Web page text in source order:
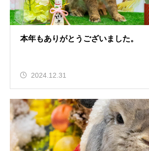
本年もありがとうございました。
2024.12.31